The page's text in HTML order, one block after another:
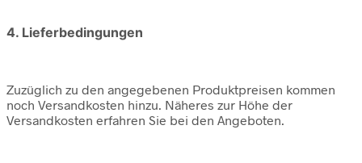
4. Lieferbedingungen
Zuzüglich zu den angegebenen Produktpreisen kommen
noch Versandkosten hinzu. Näheres zur Höhe der
Versandkosten erfahren Sie bei den Angeboten.